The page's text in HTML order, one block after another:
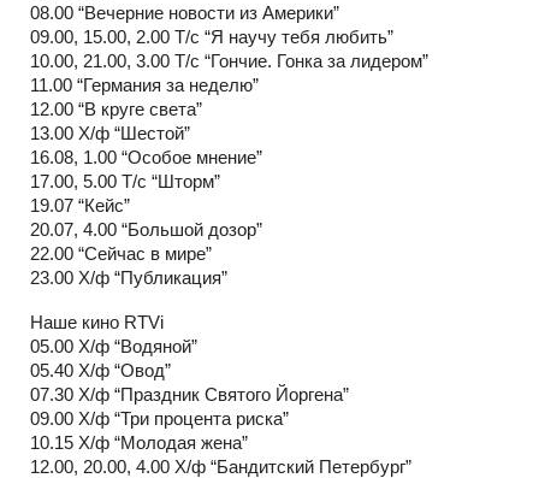
08.00 “Вечерние новости из Америки”
09.00, 15.00, 2.00 Т/с “Я научу тебя любить”
10.00, 21.00, 3.00 Т/с “Гончие. Гонка за лидером”
11.00 “Германия за неделю”
12.00 “В круге света”
13.00 Х/ф “Шестой”
16.08, 1.00 “Особое мнение”
17.00, 5.00 Т/с “Шторм”
19.07 “Кейс”
20.07, 4.00 “Большой дозор”
22.00 “Сейчас в мире”
23.00 Х/ф “Публикация”
Наше кино RTVi
05.00 Х/ф “Водяной”
05.40 Х/ф “Овод”
07.30 Х/ф “Праздник Святого Йоргена”
09.00 Х/ф “Три процента риска”
10.15 Х/ф “Молодая жена”
12.00, 20.00, 4.00 Х/ф “Бандитский Петербург”